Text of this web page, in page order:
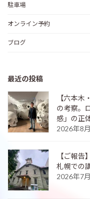
駐車場
オンライン予約
ブログ
最近の投稿
【六本
の考察。
感」の正
2026年8
【ご報告
札幌での
2026年7